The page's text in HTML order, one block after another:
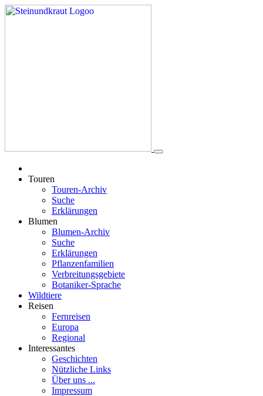
Touren
Touren-Archiv
Suche
Erklärungen
Blumen
Blumen-Archiv
Suche
Erklärungen
Pflanzenfamilien
Verbreitungsgebiete
Botaniker-Sprache
Wildtiere
Reisen
Fernreisen
Europa
Regional
Interessantes
Geschichten
Nützliche Links
Über uns ...
Impressum